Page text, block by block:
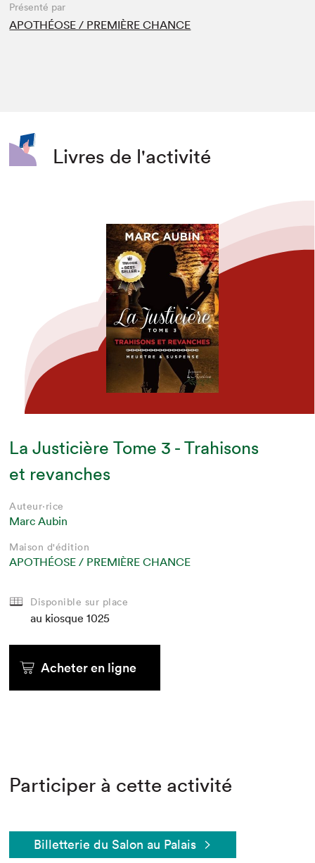
Présenté par
APOTHÉOSE / PREMIÈRE CHANCE
Livres de l'activité
La Justicière Tome 3 - Trahisons
et revanches
Auteur·rice
Marc Aubin
Maison d'édition
APOTHÉOSE / PREMIÈRE CHANCE
Disponible sur place
au kiosque 1025
Acheter en ligne
Participer à cette activité
Billetterie du Salon au Palais